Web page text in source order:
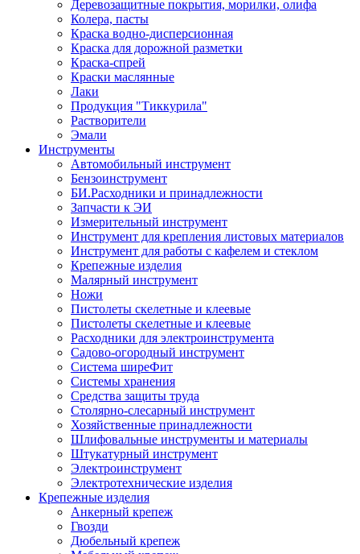
Деревозащитные покрытия, морилки, олифа
Колера, пасты
Краска водно-дисперсионная
Краска для дорожной разметки
Краска-спрей
Краски маслянные
Лаки
Продукция "Тиккурила"
Растворители
Эмали
Инструменты
Автомобильный инструмент
Бензоинструмент
БИ.Расходники и принадлежности
Запчасти к ЭИ
Измерительный инструмент
Инструмент для крепления листовых материалов
Инструмент для работы с кафелем и стеклом
Крепежные изделия
Малярный инструмент
Ножи
Пистолеты скелетные и клеевые
Пистолеты скелетные и клеевые
Расходники для электроинструмента
Садово-огородный инструмент
Система ширеФит
Системы хранения
Средства защиты труда
Столярно-слесарный инструмент
Хозяйственные принадлежности
Шлифовальные инструменты и материалы
Штукатурный инструмент
Электроинструмент
Электротехнические изделия
Крепежные изделия
Анкерный крепеж
Гвозди
Дюбельный крепеж